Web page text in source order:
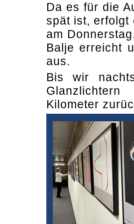
Da es für die
spät ist, erfolgt
am
Balje erreicht
aus.
Bis wir
Kilometer